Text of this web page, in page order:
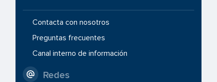
Contacta con nosotros
Preguntas frecuentes
Canal interno de información
Redes